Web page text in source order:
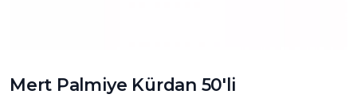
Mert Palmiye Kürdan 50'li